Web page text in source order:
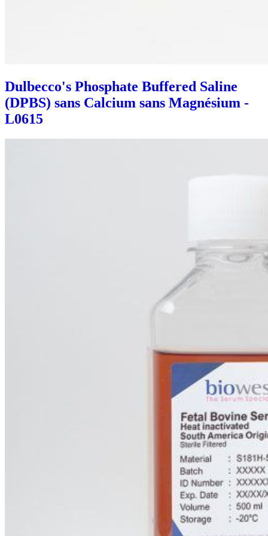
Dulbecco's Phosphate Buffered Saline
(DPBS) sans Calcium sans Magnésium -
L0615